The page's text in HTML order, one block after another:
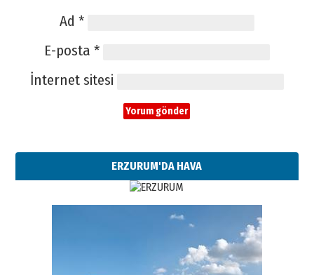
Ad *
E-posta *
İnternet sitesi
ERZURUM'DA HAVA